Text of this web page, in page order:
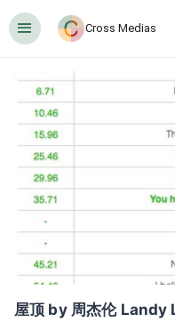
󰍜 Cross Medias
屋顶 by 周杰伦